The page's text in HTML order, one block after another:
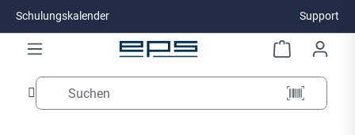
Zum Hauptinhalt springen
Schulungskalender Support